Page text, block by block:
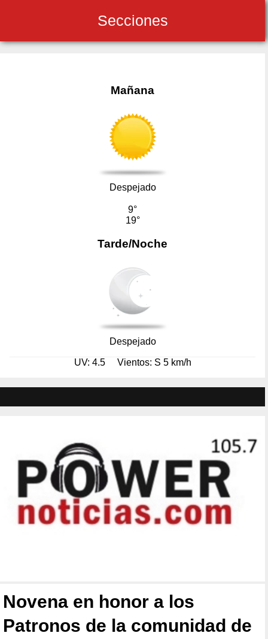
Secciones
Mañana
Despejado
9°
19°
Tarde/Noche
Despejado
UV: 4.5 Vientos: S 5 km/h
Novena en honor a los
Patronos de la comunidad de